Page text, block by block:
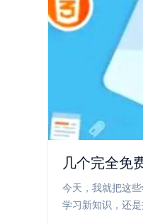
几个完全免
今天，我就把这
学习新知识，还